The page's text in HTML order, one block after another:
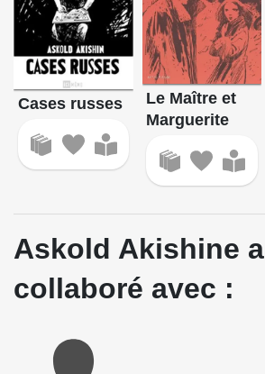
Cases russes
Le Maître et
Marguerite
Askold Akishine a
collaboré avec :